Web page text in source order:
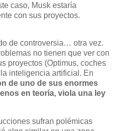
caso, Musk estaría
con sus proyectos.
de controversia… otra vez.
no tienen que ver con
proyectos (Optimus, coches
inteligencia artificial. En
de uno de sus enormes
en teoría, viola una ley
sufran polémicas